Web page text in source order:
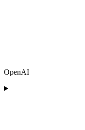
OpenAI